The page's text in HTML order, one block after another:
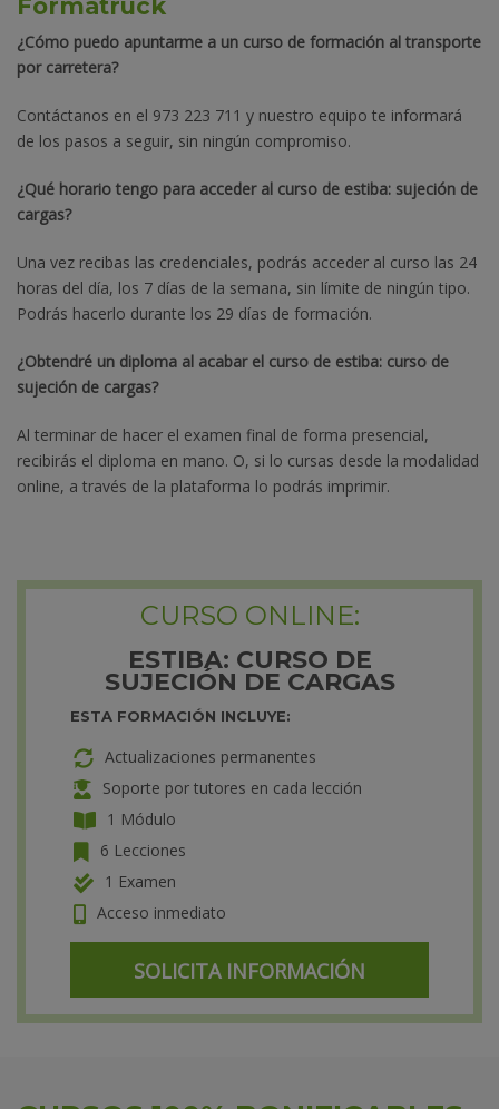
Formatruck
¿Cómo puedo apuntarme a un curso de formación al transporte
por carretera?
Contáctanos en el 973 223 711 y nuestro equipo te informará
de los pasos a seguir, sin ningún compromiso.
¿Qué horario tengo para acceder al curso de estiba: sujeción de
cargas?
Una vez recibas las credenciales, podrás acceder al curso las 24
horas del día, los 7 días de la semana, sin límite de ningún tipo.
Podrás hacerlo durante los 29 días de formación.
¿Obtendré un diploma al acabar el curso de estiba: curso de
sujeción de cargas?
Al terminar de hacer el examen final de forma presencial,
recibirás el diploma en mano. O, si lo cursas desde la modalidad
online, a través de la plataforma lo podrás imprimir.
CURSO ONLINE:
ESTIBA: CURSO DE
SUJECIÓN DE CARGAS
ESTA FORMACIÓN INCLUYE:
Actualizaciones permanentes
Soporte por tutores en cada lección
1 Módulo
6 Lecciones
1 Examen
Acceso inmediato
SOLICITA INFORMACIÓN